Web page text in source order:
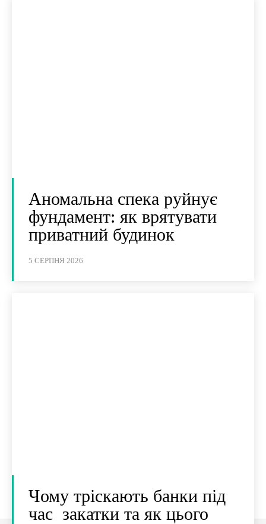
Аномальна спека руйнує
фундамент: як врятувати
приватний будинок
5 СЕРПНЯ 2026
Чому тріскають банки під
час закатки та як цього